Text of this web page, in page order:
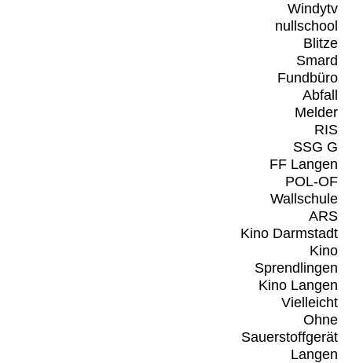
Windytv
nullschool
Blitze
Smard
Fundbüro
Abfall
Melder
RIS
SSG G
FF Langen
POL-OF
Wallschule
ARS
Kino Darmstadt
Kino
Sprendlingen
Kino Langen
Vielleicht
Ohne
Sauerstoffgerät
Langen